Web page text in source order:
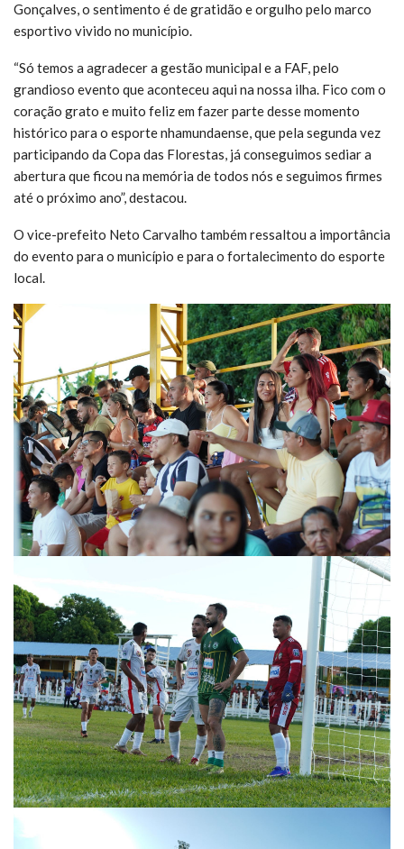
Gonçalves, o sentimento é de gratidão e orgulho pelo marco
esportivo vivido no município.
“Só temos a agradecer a gestão municipal e a FAF, pelo
grandioso evento que aconteceu aqui na nossa ilha. Fico com o
coração grato e muito feliz em fazer parte desse momento
histórico para o esporte nhamundaense, que pela segunda vez
participando da Copa das Florestas, já conseguimos sediar a
abertura que ficou na memória de todos nós e seguimos firmes
até o próximo ano”, destacou.
O vice-prefeito Neto Carvalho também ressaltou a importância
do evento para o município e para o fortalecimento do esporte
local.